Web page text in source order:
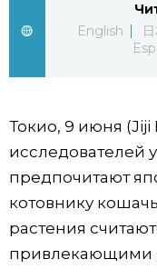
Новости
Фото/Видео
Разделы
Люди
Популярные
English
Токио, 9 июня (Jiji
исследователей
предпочитают
котовнику
растения
привлекающими